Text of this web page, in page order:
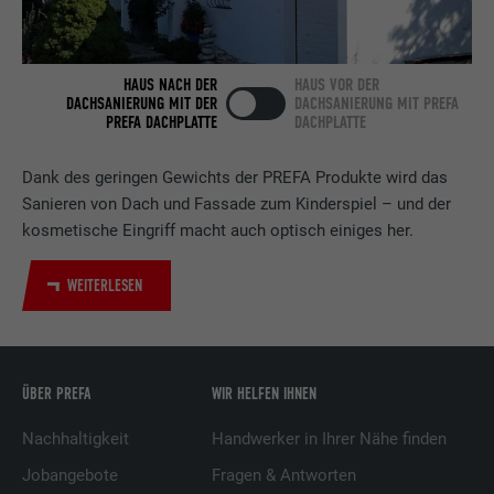
Dank des geringen Gewichts der PREFA Produkte wird das
Sanieren von Dach und Fassade zum Kinderspiel – und der
kosmetische Eingriff macht auch optisch einiges her.
WEITERLESEN
HAUS NACH DER
DACHSANIERUNG MIT DER
PREFA DACHPLATTE
HAUS VOR DER
DACHSANIERUNG MIT PREFA
DACHPLATTE
ÜBER PREFA
Nachhaltigkeit
Jobangebote
WIR HELFEN IHNEN
Handwerker in Ihrer Nähe finden
Fragen & Antworten
Zweck
Verwendet vom Social-Networking-Dienst
LinkedIn für die Verfolgung der
Verwendung von eingebetteten
Dienstleistungen.
Name bscookie
Anbieter LinkedIn
Laufzeit
LinkedIn für die Verfolgung der
Dienstleistungen.
Name UserMatchHistory